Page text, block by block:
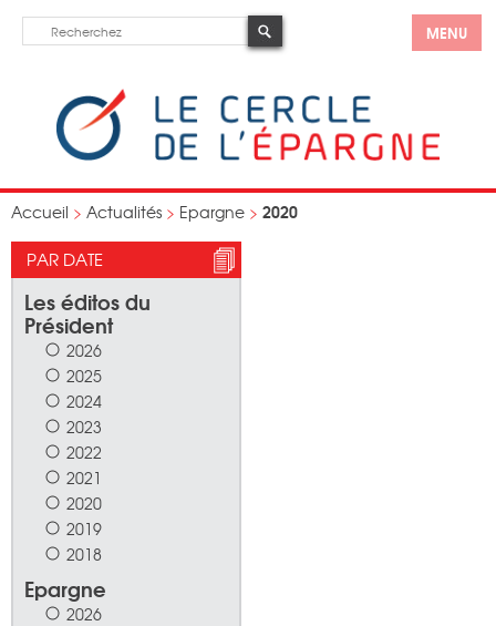
MENU
Accueil > Actualités > Epargne > 2020
PAR DATE
Les éditos du
Président
2026
2025
2024
2023
2022
2021
2020
2019
2018
Epargne
2026